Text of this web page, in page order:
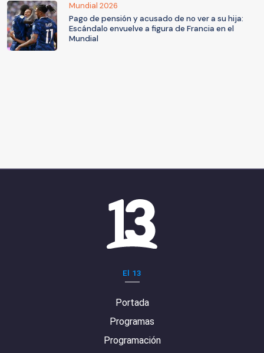
Mundial 2026
Pago de pensión y acusado de no ver a su hija:
Escándalo envuelve a figura de Francia en el
Mundial
El 13
Portada
Programas
Programación